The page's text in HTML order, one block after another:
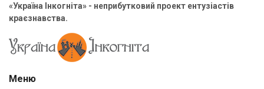
«Україна Інкогніта» - неприбутковий проект ентузіастів
краєзнавства.
Меню